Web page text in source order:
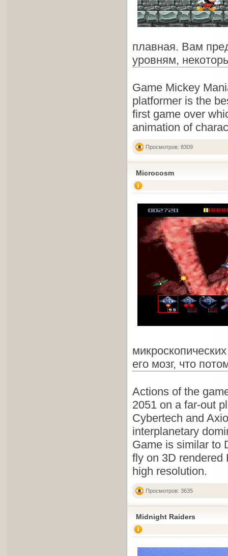
плавная. Вам
уровням,
Game Mickey
platformer is the
first game over
animation of
Просмотров: 8309
Microcosm
его мозг, что
Actions of the
2051 on a far-out
Cybertech and
interplanetary
Game is similar to
fly on 3D rendered
high resolution.
Просмотров: 3635
Midnight Raiders